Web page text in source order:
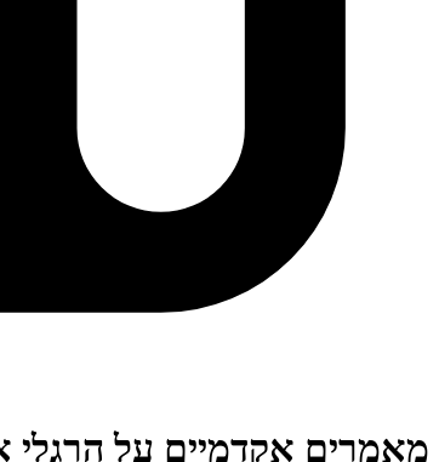
מאמרים אקדמיים על הרגלי